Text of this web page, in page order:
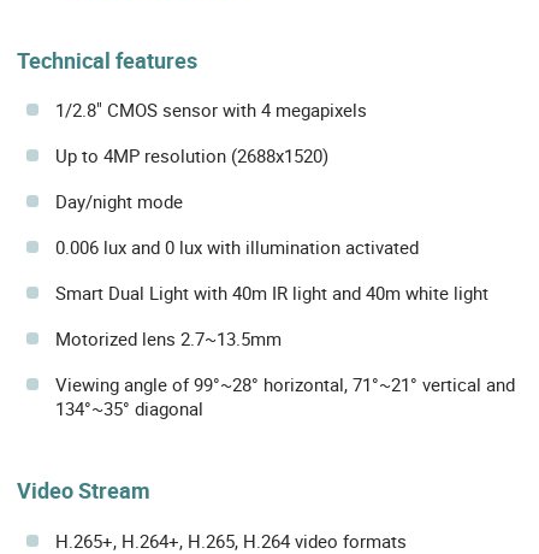
Technical features
1/2.8" CMOS sensor with 4 megapixels
Up to 4MP resolution (2688x1520)
Day/night mode
0.006 lux and 0 lux with illumination activated
Smart Dual Light with 40m IR light and 40m white light
Motorized lens 2.7~13.5mm
Viewing angle of 99°~28° horizontal, 71°~21° vertical and
134°~35° diagonal
Video Stream
H.265+, H.264+, H.265, H.264 video formats